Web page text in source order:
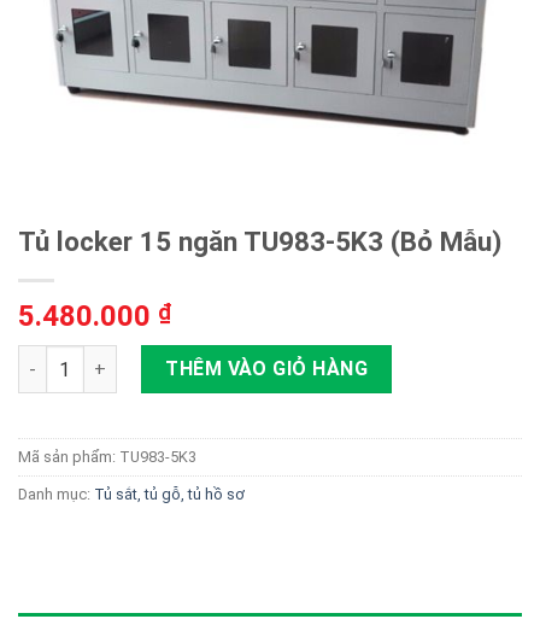
Tủ locker 15 ngăn TU983-5K3 (Bỏ Mẫu)
5.480.000 ₫
Tủ locker 15 ngăn TU983-5K3 (Bỏ Mẫu) số lượng
THÊM VÀO GIỎ HÀNG
Mã sản phẩm: TU983-5K3
Danh mục: Tủ sắt, tủ gỗ, tủ hồ sơ